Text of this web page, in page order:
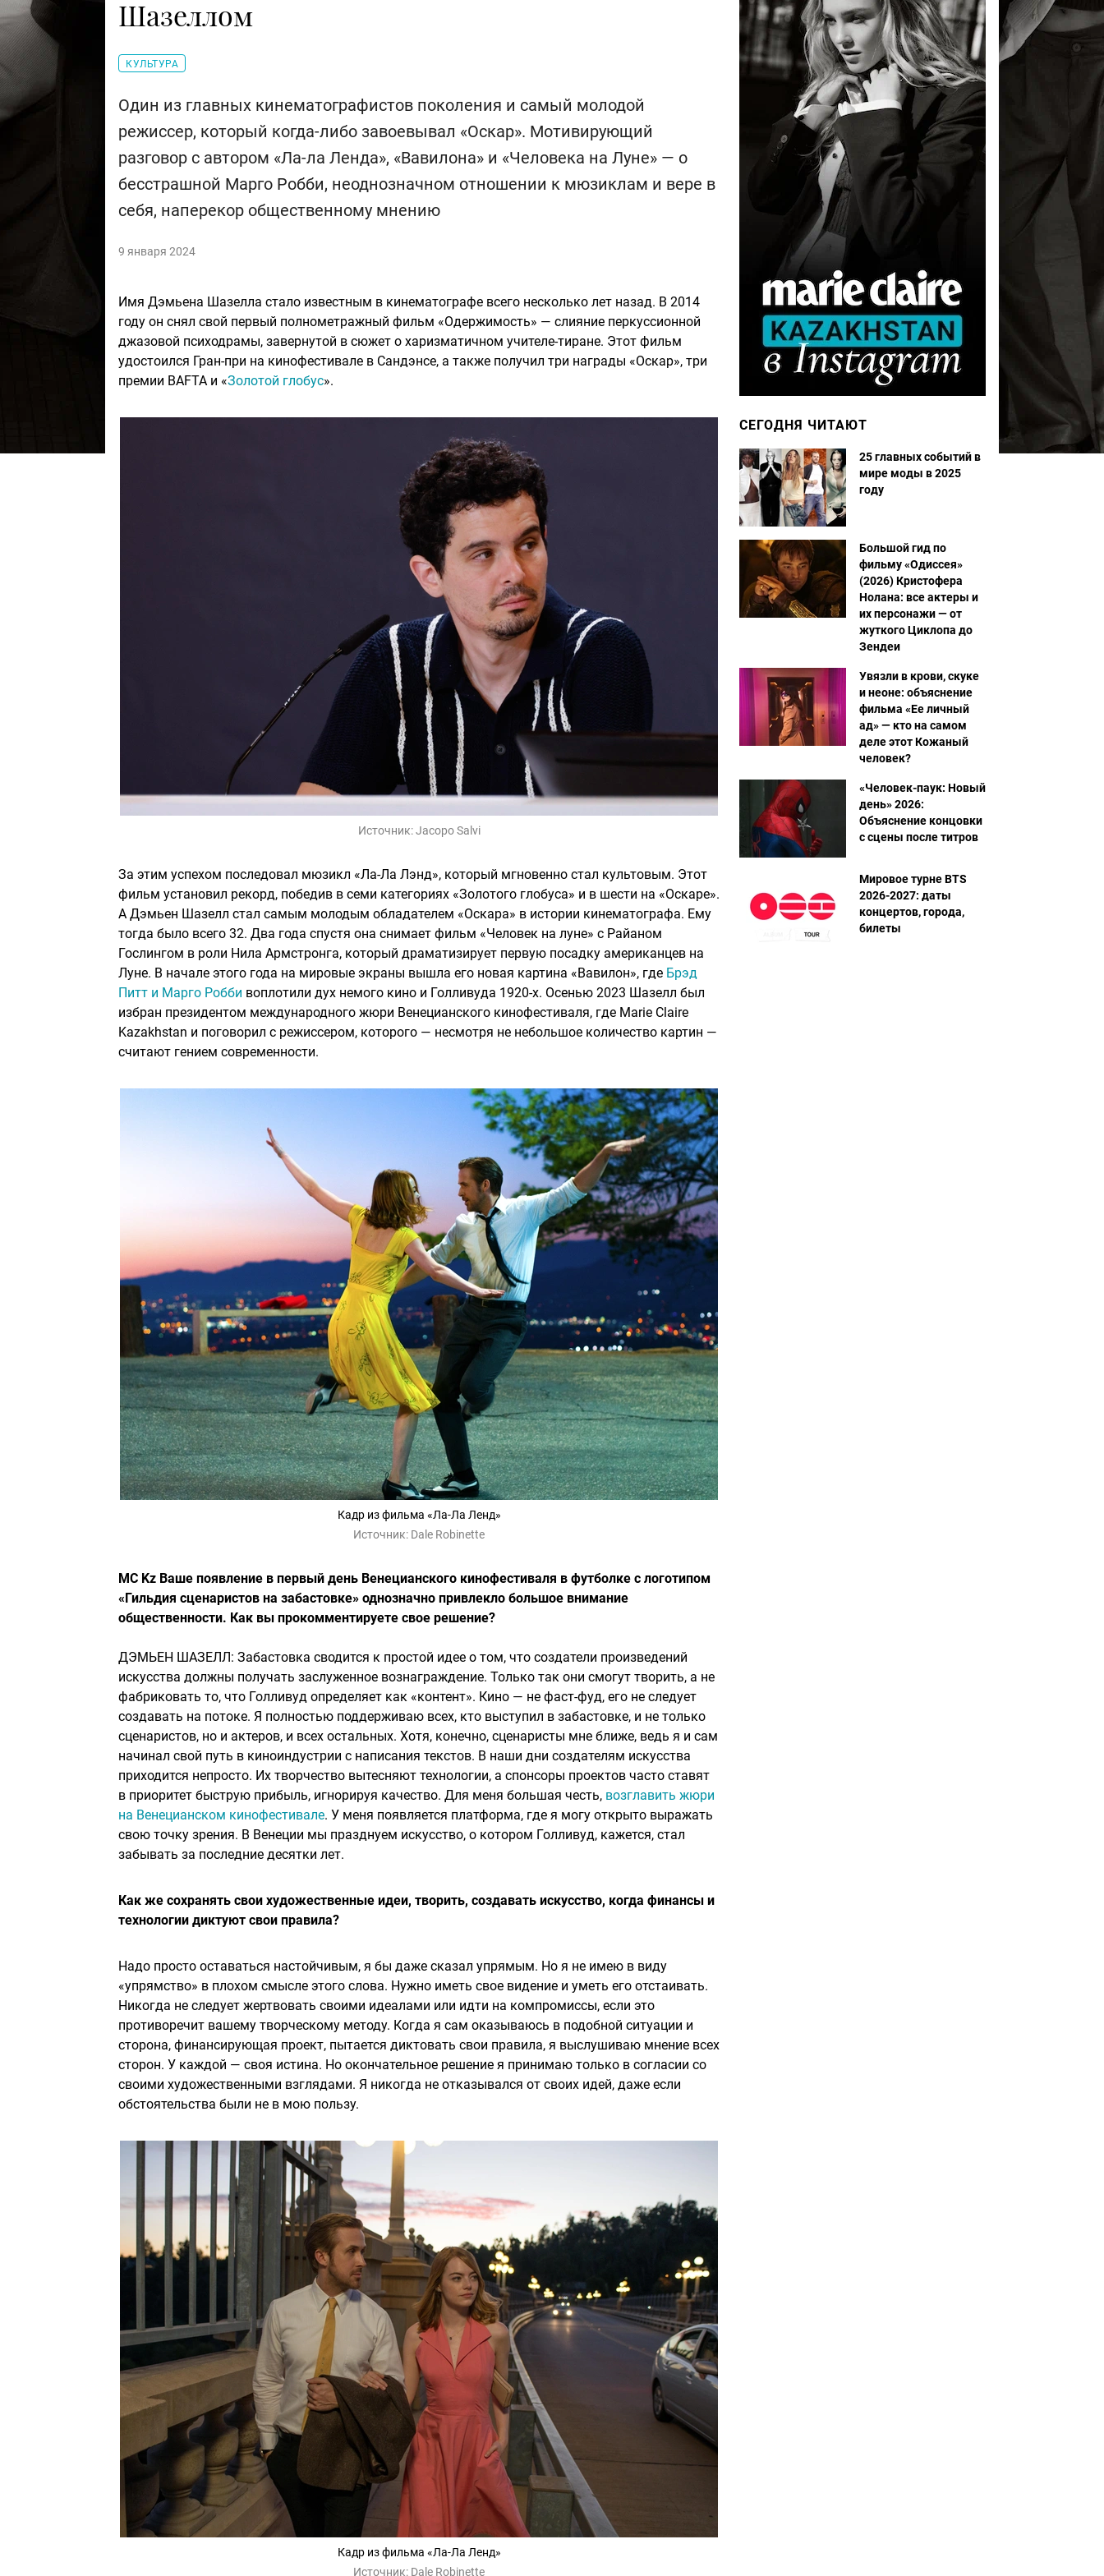
Шазеллом
КУЛЬТУРА
Один из главных кинематографистов поколения и самый молодой
режиссер, который когда-либо завоевывал «Оскар». Мотивирующий
разговор с автором «Ла-ла Ленда», «Вавилона» и «Человека на Луне» — о
бесстрашной Марго Робби, неоднозначном отношении к мюзиклам и вере в
себя, наперекор общественному мнению
9 января 2024
Имя Дэмьена Шазелла стало известным в кинематографе всего несколько лет назад. В 2014
году он снял свой первый полнометражный фильм «Одержимость» — слияние перкуссионной
джазовой психодрамы, завернутой в сюжет о харизматичном учителе-тиране. Этот фильм
удостоился Гран-при на кинофестивале в Сандэнсе, а также получил три награды «Оскар», три
премии BAFTA и «Золотой глобус».
Источник:Jacopo Salvi
За этим успехом последовал мюзикл «Ла-Ла Лэнд», который мгновенно стал культовым. Этот
фильм установил рекорд, победив в семи категориях «Золотого глобуса» и в шести на «Оскаре».
А Дэмьен Шазелл стал самым молодым обладателем «Оскара» в истории кинематографа. Ему
тогда было всего 32. Два года спустя она снимает фильм «Человек на луне» с Райаном
Гослингом в роли Нила Армстронга, который драматизирует первую посадку американцев на
Луне. В начале этого года на мировые экраны вышла его новая картина «Вавилон», где Брэд
Питт и Марго Робби воплотили дух немого кино и Голливуда 1920-х. Осенью 2023 Шазелл был
избран президентом международного жюри Венецианского кинофестиваля, где Marie Claire
Kazakhstan и поговорил с режиссером, которого — несмотря не небольшое количество картин —
считают гением современности.
Кадр из фильма «Ла-Ла Ленд»
Источник: Dale Robinette
MC Kz Ваше появление в первый день Венецианского кинофестиваля в футболке с логотипом
«Гильдия сценаристов на забастовке» однозначно привлекло большое внимание
общественности. Как вы прокомментируете свое решение?
ДЭМЬЕН ШАЗЕЛЛ: Забастовка сводится к простой идее о том, что создатели произведений
искусства должны получать заслуженное вознаграждение. Только так они смогут творить, а не
фабриковать то, что Голливуд определяет как «контент». Кино — не фаст-фуд, его не следует
создавать на потоке. Я полностью поддерживаю всех, кто выступил в забастовке, и не только
сценаристов, но и актеров, и всех остальных. Хотя, конечно, сценаристы мне ближе, ведь я и сам
начинал свой путь в киноиндустрии с написания текстов. В наши дни создателям искусства
приходится непросто. Их творчество вытесняют технологии, а спонсоры проектов часто ставят
в приоритет быструю прибыль, игнорируя качество. Для меня большая честь, возглавить жюри
на Венецианском кинофестивале. У меня появляется платформа, где я могу открыто выражать
свою точку зрения. В Венеции мы празднуем искусство, о котором Голливуд, кажется, стал
забывать за последние десятки лет.
Как же сохранять свои художественные идеи, творить, создавать искусство, когда финансы и
технологии диктуют свои правила?
Надо просто оставаться настойчивым, я бы даже сказал упрямым. Но я не имею в виду
«упрямство» в плохом смысле этого слова. Нужно иметь свое видение и уметь его отстаивать.
Никогда не следует жертвовать своими идеалами или идти на компромиссы, если это
противоречит вашему творческому методу. Когда я сам оказываюсь в подобной ситуации и
сторона, финансирующая проект, пытается диктовать свои правила, я выслушиваю мнение всех
сторон. У каждой — своя истина. Но окончательное решение я принимаю только в согласии со
своими художественными взглядами. Я никогда не отказывался от своих идей, даже если
обстоятельства были не в мою пользу.
Кадр из фильма «Ла-Ла Ленд»
Источник: Dale Robinette
СЕГОДНЯ ЧИТАЮТ
25 главных событий в
мире моды в 2025
году
Большой гид по
фильму «Одиссея»
(2026) Кристофера
Нолана: все актеры и
их персонажи — от
жуткого Циклопа до
Зендеи
Увязли в крови, скуке
и неоне: объяснение
фильма «Ее личный
ад» — кто на самом
деле этот Кожаный
человек?
«Человек-паук: Новый
день» 2026:
Объяснение концовки
с сцены после титров
Мировое турне BTS
2026-2027: даты
концертов, города,
билеты